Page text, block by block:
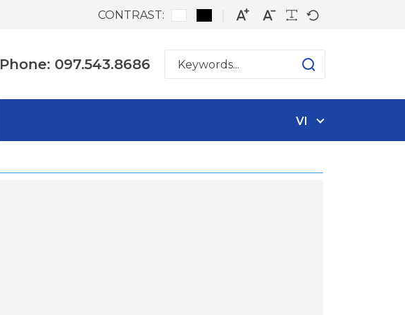
CONTRAST:
Phone: 097.543.8686
VI